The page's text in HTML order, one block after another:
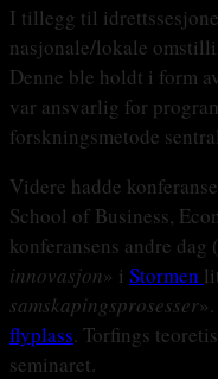
I tillegg til
nasjonale/lokale
Denne ble holdt i form
var ansvarlig for
forskningsmetode
Videre hadde
School of Business,
konferansens andre
innovasjon» i Stormen
samskapingsprosesser
flyplass. Torfings
seminaret.